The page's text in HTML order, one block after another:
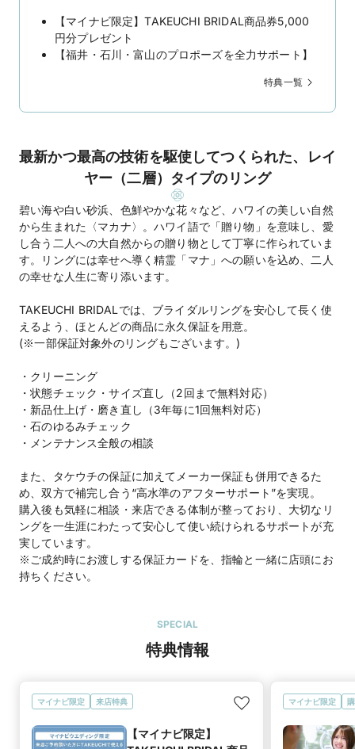
【マイナビ限定】TAKEUCHI BRIDAL商品券5,000
円分プレゼント
【福井・石川・富山のプロポーズを全力サポート】
特典一覧
最新かつ最高の技術を駆使してつくられた、レイ
ヤー（二層）タイプのリング
碧い海や白い砂浜、色鮮やかな花々など、ハワイの美しい自然
から生まれた〈マカナ〉。ハワイ語で「贈り物」を意味し、愛
し合う二人への大自然からの贈り物として丁寧に作られていま
す。リングには幸せへ導く精霊「マナ」への願いを込め、二人
の幸せな人生に寄り添います。
TAKEUCHI BRIDALでは、ブライダルリングを安心して長く使
えるよう、ほとんどの商品に永久保証を用意。
(※一部保証対象外のリングもございます。)
・クリーニング
・状態チェック・サイズ直し（2回まで無料対応）
・新品仕上げ・磨き直し（3年毎に1回無料対応）
・石のゆるみチェック
・メンテナンス全般の相談
また、タケウチの保証に加えてメーカー保証も併用できるた
め、双方で補完し合う“高水準のアフターサポート”を実現。
購入後も気軽に相談・来店できる体制が整っており、大切なリ
ングを一生涯にわたって安心して使い続けられるサポートが充
実しています。
※ご成約時にお渡しする保証カードを、指輪と一緒に店頭にお
持ちください。
SPECIAL
特典情報
マイナビ限定 来店特典
【マイナビ限定】
マイナビ限定